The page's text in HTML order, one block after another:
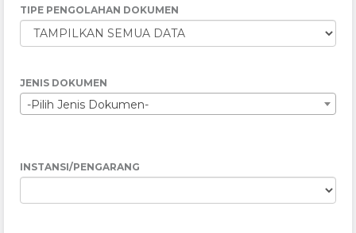
TIPE PENGOLAHAN DOKUMEN
JENIS DOKUMEN
-Pilih Jenis Dokumen-
INSTANSI/PENGARANG